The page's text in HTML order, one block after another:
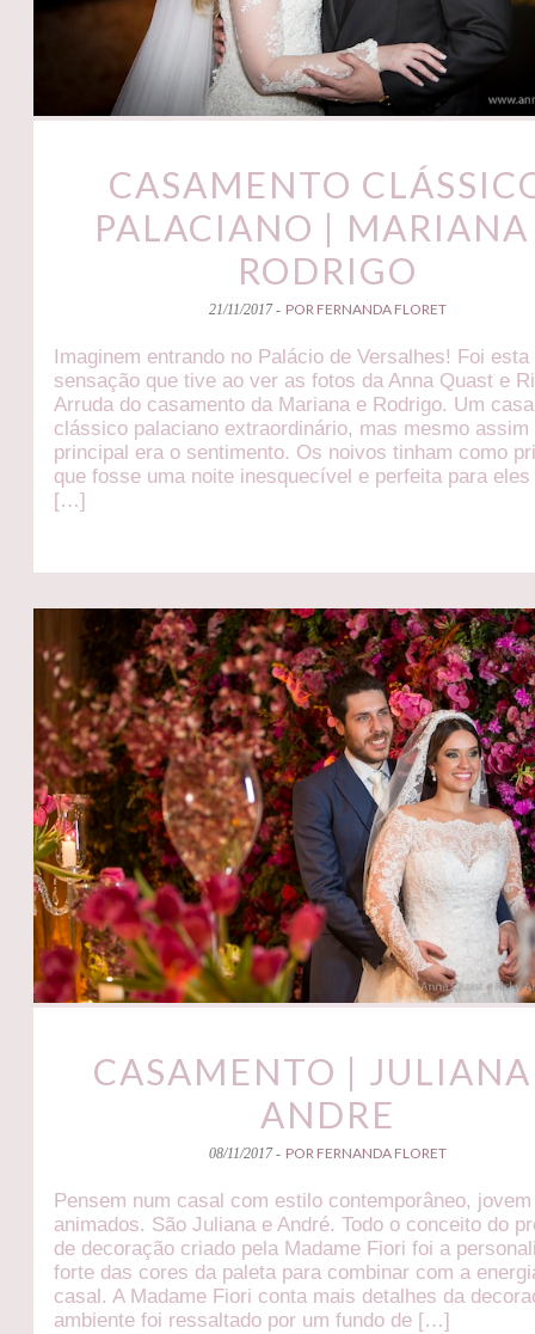
CASAMENTO
PALACIANO |
RODRIGO
21/11/2017 - POR FERNANDA FLORET
Imaginem entrando no Palácio de Versalhes! Foi esta
sensação que tive ao ver as fotos da Anna Quast e
Arruda do casamento da Mariana e Rodrigo. Um
clássico palaciano extraordinário, mas mesmo assim
principal era o sentimento. Os noivos tinham como
que fosse uma noite inesquecível e perfeita para
[…]
CASAMENTO |
ANDRE
08/11/2017 - POR FERNANDA FLORET
Pensem num casal com estilo contemporâneo,
animados. São Juliana e André. Todo o conceito do
de decoração criado pela Madame Fiori foi a
forte das cores da paleta para combinar com a
casal. A Madame Fiori conta mais detalhes da
ambiente foi ressaltado por um fundo de […]